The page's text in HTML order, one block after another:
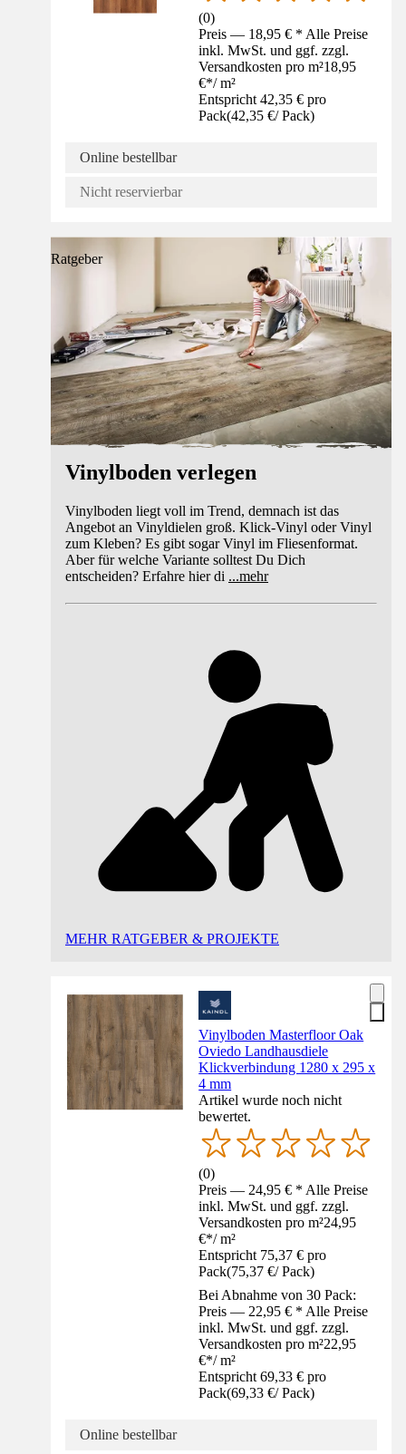
(0)
Preis — 18,95 € * Alle Preise
inkl. MwSt. und ggf. zzgl.
Versandkosten pro m²18,95
€*/ m²
Entspricht 42,35 € pro
Pack(42,35 €/ Pack)
Online bestellbar
Nicht reservierbar
Ratgeber
Vinylboden verlegen
Vinylboden liegt voll im Trend, demnach ist das
Angebot an Vinyldielen groß. Klick-Vinyl oder Vinyl
zum Kleben? Es gibt sogar Vinyl im Fliesenformat.
Aber für welche Variante solltest Du Dich
entscheiden? Erfahre hier di ...mehr
MEHR RATGEBER & PROJEKTE
Vinylboden Masterfloor Oak
Oviedo Landhausdiele
Klickverbindung 1280 x 295 x
4 mm
Artikel wurde noch nicht
bewertet.
(0)
Preis — 24,95 € * Alle Preise
inkl. MwSt. und ggf. zzgl.
Versandkosten pro m²24,95
€*/ m²
Entspricht 75,37 € pro
Pack(75,37 €/ Pack)
Bei Abnahme von 30 Pack:
Preis — 22,95 € * Alle Preise
inkl. MwSt. und ggf. zzgl.
Versandkosten pro m²22,95
€*/ m²
Entspricht 69,33 € pro
Pack(69,33 €/ Pack)
Online bestellbar